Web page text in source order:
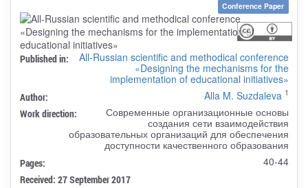
Conference Paper
Published in:
All-Russian scientific and methodical conference
«Designing the mechanisms for the
implementation of educational initiatives»
Author: Alla M. Suzdaleva 1
Work direction:
Современные организационные основы
создания сети взаимодействия
образовательных организаций для обеспечения
доступности качественного образования
Pages: 40-44
Received: 27 September 2017